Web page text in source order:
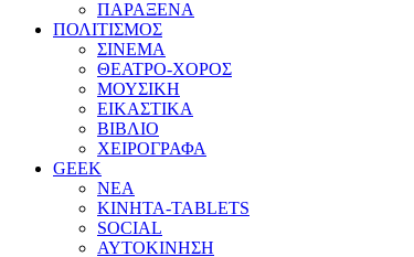
ΠΑΡΑΞΕΝΑ
ΠΟΛΙΤΙΣΜΟΣ
ΣΙΝΕΜΑ
ΘΕΑΤΡΟ-ΧΟΡΟΣ
ΜΟΥΣΙΚΗ
ΕΙΚΑΣΤΙΚΑ
ΒΙΒΛΙΟ
ΧΕΙΡΟΓΡΑΦΑ
GEEK
ΝΕΑ
ΚΙΝΗΤΑ-TABLETS
SOCIAL
ΑΥΤΟΚΙΝΗΣΗ